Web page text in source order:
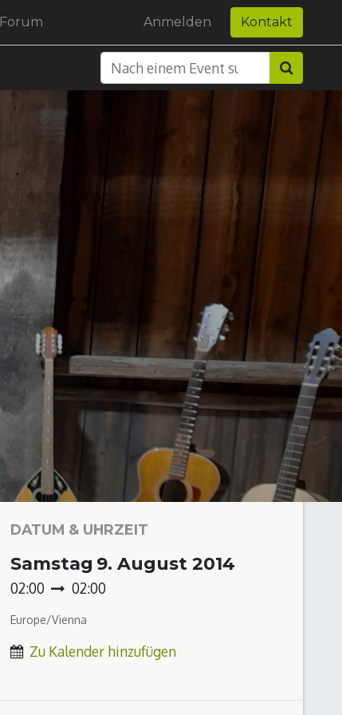
Forum Anmelden Kontakt
DATUM & UHRZEIT
Samstag 9. August 2014
02:00 02:00
Europe/Vienna
Zu Kalender hinzufügen